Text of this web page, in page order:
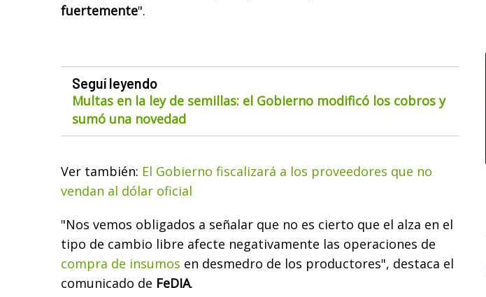
fuertemente".
Seguí leyendo
Multas en la ley de semillas: el Gobierno modificó los cobros y
sumó una novedad
Ver también: El Gobierno fiscalizará a los proveedores que no
vendan al dólar oficial
"Nos vemos obligados a señalar que no es cierto que el alza en el
tipo de cambio libre afecte negativamente las operaciones de
compra de insumos en desmedro de los productores", destaca el
comunicado de FeDIA.